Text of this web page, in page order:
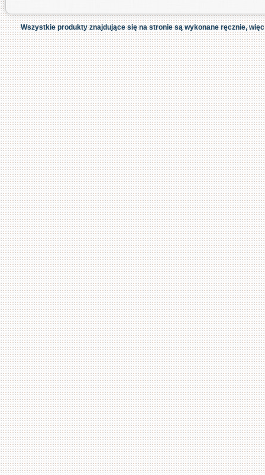
Wszystkie produkty znajdujące się na stronie są wykonane ręcznie,